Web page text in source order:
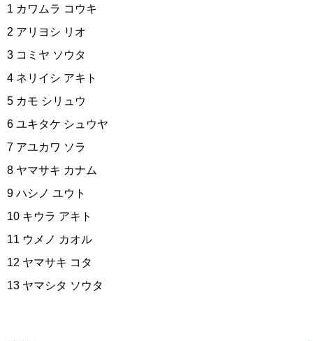
1 カワムラ コウキ
2 アリヨシ リオ
3 コミヤ ソウタ
4 ネリイシ アキト
5 カモ シリュウ
6 ユキタケ シュウヤ
7 アユカワ ソラ
8 ヤマサキ カナム
9 ハシノ ユウト
10 キウラ アキト
11 ウメノ カオル
12 ヤマサキ コタ
13 ヤマシタ ソウタ